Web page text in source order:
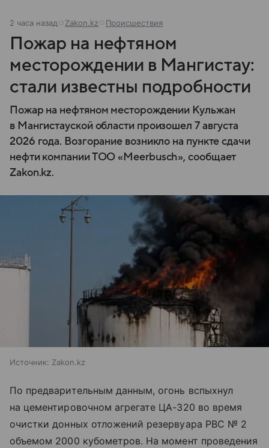
2 часа назад Zakon.kz Происшествия
Пожар на нефтяном
месторождении в Мангистау:
стали известны подробности
Пожар на нефтяном месторождении Кульжан
в Мангистауской области произошел 7 августа
2026 года. Возгорание возникло на пункте сдачи
нефти компании ТОО «Meerbusch», сообщает
Zakon.kz.
Источник: Zakon.kz
По предварительным данным, огонь вспыхнул
на цементировочном агрегате ЦА-320 во время
очистки донных отложений резервуара РВС № 2
объемом 2000 кубометров. На момент проведения